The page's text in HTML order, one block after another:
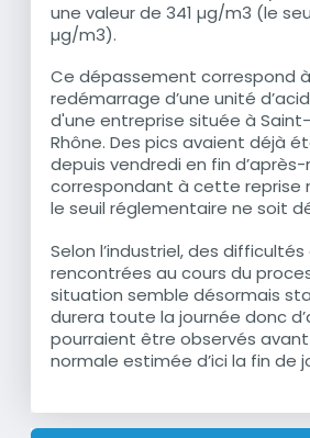
une valeur de 341 µg/m3 (le
µg/m3).
Ce dépassement correspond
redémarrage d’une unité
d'une entreprise située à
Rhône. Des pics avaient déjà
depuis vendredi en fin d’après-
correspondant à cette reprise
le seuil réglementaire ne soit
Selon l’industriel, des
rencontrées au cours du
situation semble désormais
durera toute la journée donc
pourraient être observés
normale estimée d’ici la fin de